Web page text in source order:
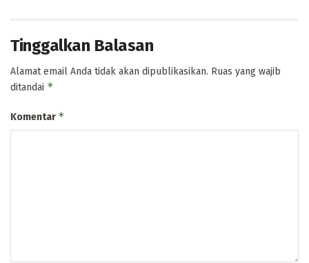
Tinggalkan Balasan
Alamat email Anda tidak akan dipublikasikan. Ruas yang wajib
ditandai *
Komentar *